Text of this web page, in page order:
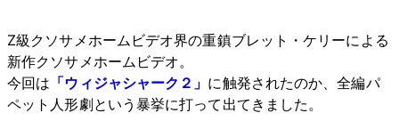
Z級クソサメホームビデオ界の重鎮ブレット・ケリーによる
新作クソサメホームビデオ。
今回は 「ウィジャシャーク２」 に触発されたのか、全編パ
ペット人形劇という暴挙に打って出てきました。